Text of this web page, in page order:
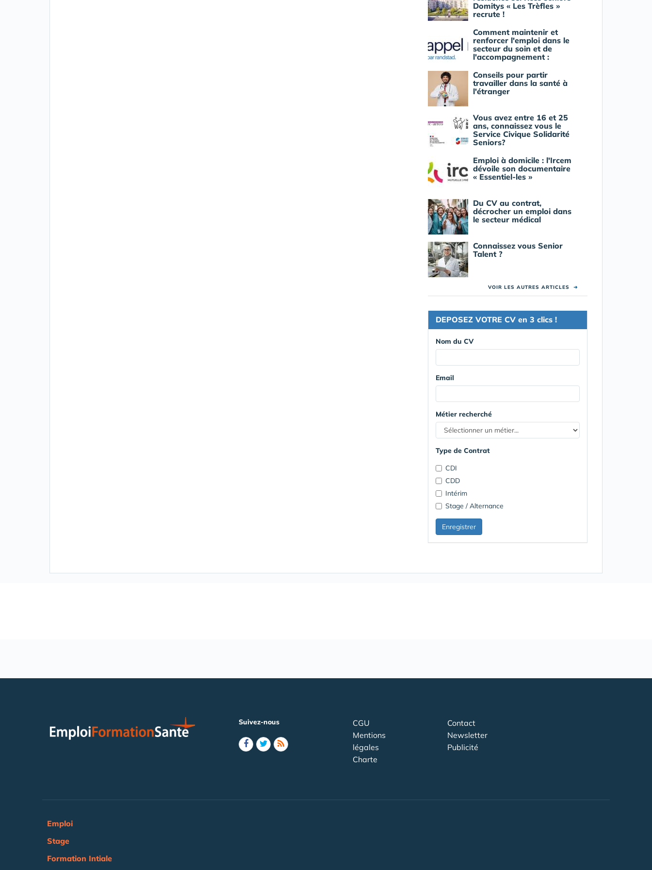
Domitys « Les Trèfles »
recrute !
Comment maintenir et
renforcer l'emploi dans le
secteur du soin et de
l'accompagnement :
Conseils pour partir
travailler dans la santé à
l'étranger
Vous avez entre 16 et 25
ans, connaissez vous le
Service Civique Solidarité
Seniors?
Emploi à domicile : l'Ircem
dévoile son documentaire
« Essentiel-les »
Du CV au contrat,
décrocher un emploi dans
le secteur médical
Connaissez vous Senior
Talent ?
VOIR LES AUTRES ARTICLES ➜
DEPOSEZ VOTRE CV en 3 clics !
Nom du CV
Email
Métier recherché
Type de Contrat
CDI
CDD
Intérim
Stage / Alternance
Suivez-nous
CGU
Mentions
légales
Charte
Contact
Newsletter
Publicité
Emploi
Stage
Formation Intiale